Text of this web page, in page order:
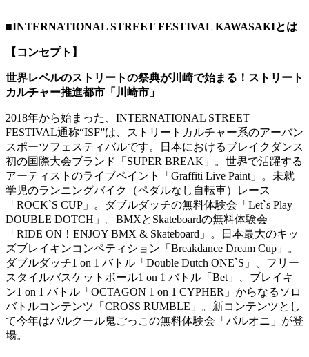
■INTERNATIONAL STREET FESTIVAL KAWASAKIとは
【コンセプト】
世界レベルのストリートの祭典が川崎で始まる！ストリート
カルチャー推進都市「川崎市」
2018年から始まった、INTERNATIONAL STREET
FESTIVAL通称“ISF”は、ストリートカルチャー系のアーバン
スポーツフェスティバルです。日本におけるブレイクダンス
初の国際大会ブランド「SUPER BREAK」。世界で活躍する
アーティストのライブペイント「Graffiti Live Paint」。未就
学児のランニングバイク（ペダルなし自転車）レース
「ROCK`S CUP」。ダブルダッチの無料体験会「Let`s Play
DOUBLE DOTCH」。BMXとSkateboardの無料体験会
「RIDE ON！ENJOY BMX & Skateboard」。日本最大のキッ
ズブレイキンコンペティション「Breakdance Dream Cup」。
ダブルダッチ1 on 1 バトル「Double Dutch ONE`S」、フリー
スタイルバスケットボール1 on 1 バトル「Bet」、ブレイキ
ン1 on 1 バトル「OCTAGON 1 on 1 CYPHER」からなるソロ
バトルコンテンツ「CROSS RUMBLE」。新コンテンツとし
て今年はパルクール鬼ごっこの無料体験会「パルオニ」が登
場。